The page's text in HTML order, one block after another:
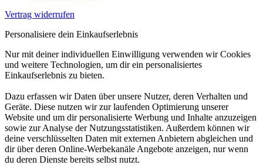
Vertrag widerrufen
Personalisiere dein Einkaufserlebnis
Nur mit deiner individuellen Einwilligung verwenden wir Cookies
und weitere Technologien, um dir ein personalisiertes
Einkaufserlebnis zu bieten.
Dazu erfassen wir Daten über unsere Nutzer, deren Verhalten und
Geräte. Diese nutzen wir zur laufenden Optimierung unserer
Website und um dir personalisierte Werbung und Inhalte anzuzeigen
sowie zur Analyse der Nutzungsstatistiken. Außerdem können wir
deine verschlüsselten Daten mit externen Anbietern abgleichen und
dir über deren Online-Werbekanäle Angebote anzeigen, nur wenn
du deren Dienste bereits selbst nutzt.